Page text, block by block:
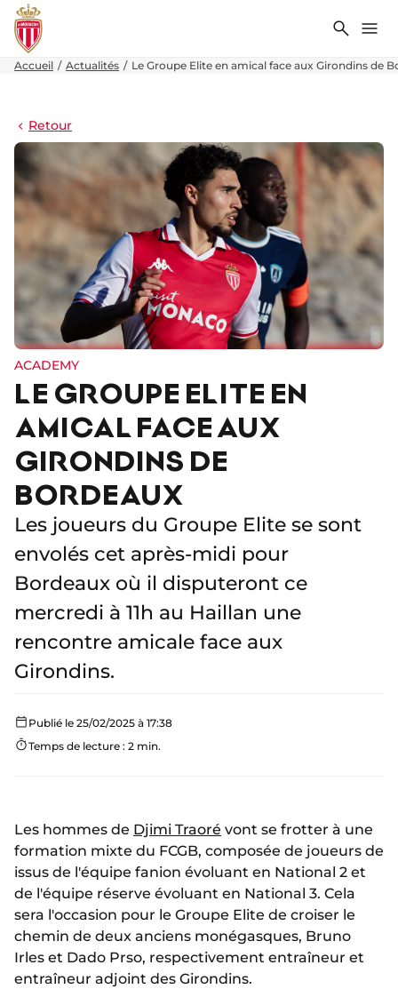
Accueil Actualités Le Groupe Elite en amical face aux Girondins de
Retour
ACADEMY
LE GROUPE ELITE EN
AMICAL FACE AUX
GIRONDINS DE
BORDEAUX
Les joueurs du Groupe Elite se sont
envolés cet après-midi pour
Bordeaux où il disputeront ce
mercredi à 11h au Haillan une
rencontre amicale face aux
Girondins.
Publié le 25/02/2025 à 17:38
Temps de lecture : 2 min.
Les hommes de Djimi Traoré vont se frotter à une
formation mixte du FCGB, composée de joueurs de
issus de l'équipe fanion évoluant en National 2 et
de l'équipe réserve évoluant en National 3. Cela
sera l'occasion pour le Groupe Elite de croiser le
chemin de deux anciens monégasques, Bruno
Irles et Dado Prso, respectivement entraîneur et
entraîneur adjoint des Girondins.